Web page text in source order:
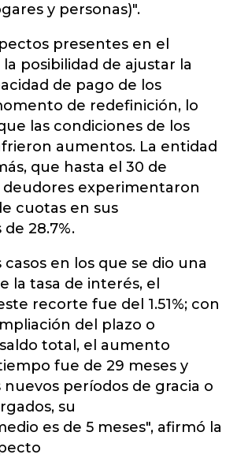
y personas)".
presentes en el
posibilidad de ajustar la
de pago de los
de redefinición, lo
las condiciones de los
aumentos. La entidad
que hasta el 30 de
deudores experimentaron
cuotas en sus
28.7%.
casos en los que se dio una
la tasa de interés, el
recorte fue del 1.51%; con
del plazo o
total, el aumento
fue de 29 meses y
nuevos períodos de gracia o
su
es de 5 meses", afirmó la